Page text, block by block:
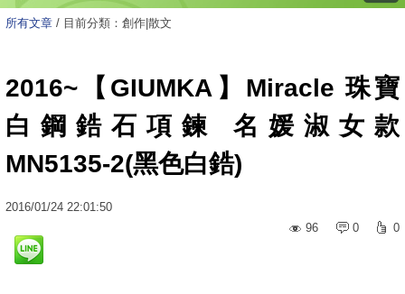
所有文章 / 目前分類：創作|散文
2016~【GIUMKA】Miracle 珠寶
白鋼鋯石項鍊 名媛淑女款
MN5135-2(黑色白鋯)
2016/01/24 22:01:50
96
0 0